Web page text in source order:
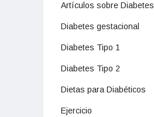
Artículos sobre Diabetes
Diabetes gestacional
Diabetes Tipo 1
Diabetes Tipo 2
Dietas para Diabéticos
Ejercicio